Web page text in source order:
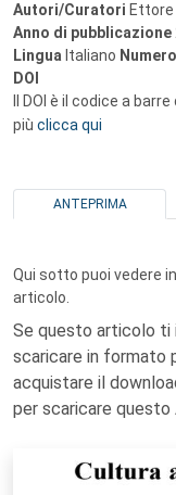
Autori/Curatori Ettore
Anno di pubblicazione
Lingua Italiano
DOI
Il DOI è il codice a
più clicca qui
ANTEPRIMA
Qui sotto puoi vedere
articolo.
Se questo articolo ti
scaricare in formato
acquistare il
per scaricare